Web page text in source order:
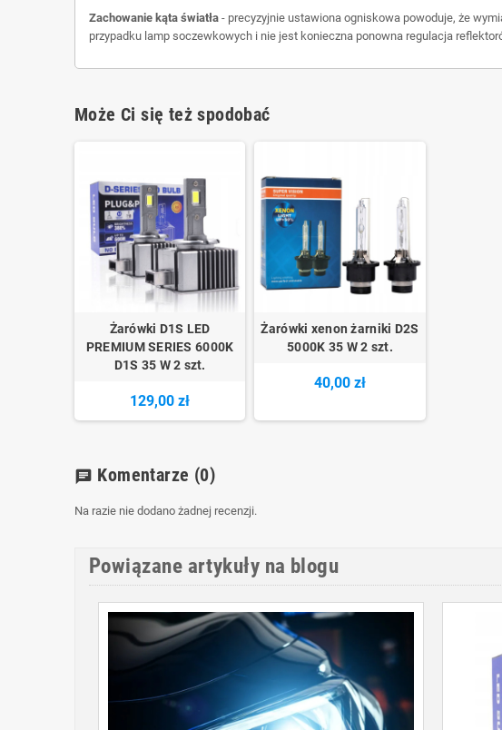
Zachowanie kąta światła - precyzyjnie ustawiona ogniskowa powoduje, że
przypadku lamp soczewkowych i nie jest konieczna ponowna regulacja
Może Ci się też spodobać
Żarówki D1S LED
PREMIUM SERIES 6000K
D1S 35 W 2 szt.
129,00 zł
Żarówki xenon żarniki D2S
5000K 35 W 2 szt.
40,00 zł
chat Komentarze (0)
Na razie nie dodano żadnej recenzji.
Powiązane artykuły na blogu